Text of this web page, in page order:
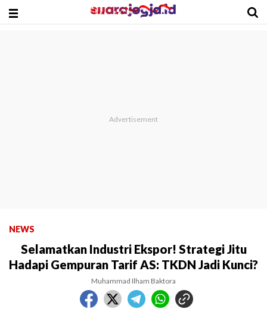
NEWS
Selamatkan Industri Ekspor! Strategi Jitu
Hadapi Gempuran Tarif AS: TKDN Jadi Kunci?
Muhammad Ilham Baktora